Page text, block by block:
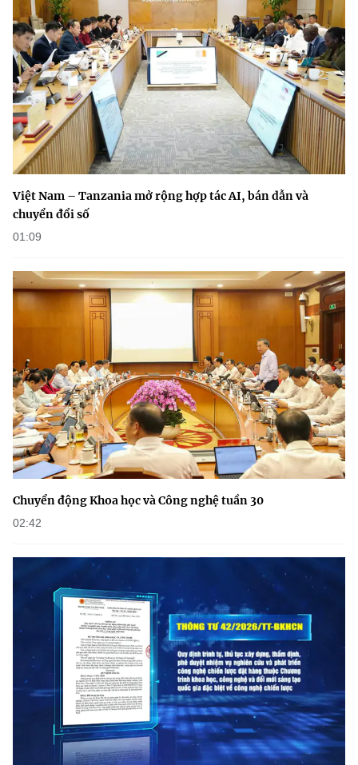
(Ghi rõ nguồn "https://mst.gov.vn" khi phát hành lại thông tin từ
website này)
Việt Nam – Tanzania mở rộng hợp tác AI, bán dẫn và
chuyển đổi số
01:09
Chuyển động Khoa học và Công nghệ tuần 30
02:42